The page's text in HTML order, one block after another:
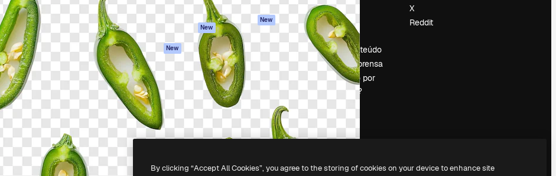
Conteúdo de stock
MCP para
Claude/ChatGPT
New
Agentes New
API
App móvel
Todas as
ferramentas
privacidade
Originais
New
Política de cookies
Central de
confiabilidade
Afiliados
Empresas
Blog
Eventos
Slidesgo
Vender conteúdo
Sala de imprensa
Procurando por
magnific.ai?
X
Reddit
© 2010-2026Freepik Company S.L.U. Todos os direitos reservados.
By clicking “Accept All Cookies”, you agree to the storing of cookies on your device to enhance site